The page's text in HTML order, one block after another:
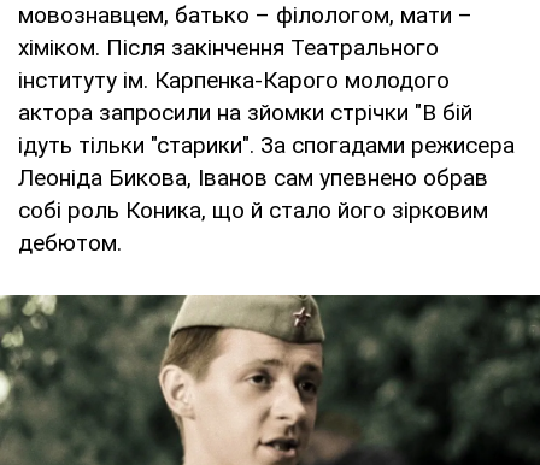
мовознавцем, батько – філологом, мати –
хіміком. Після закінчення Театрального
інституту ім. Карпенка-Карого молодого
актора запросили на зйомки стрічки "В бій
ідуть тільки "старики". За спогадами режисера
Леоніда Бикова, Іванов сам упевнено обрав
собі роль Коника, що й стало його зірковим
дебютом.